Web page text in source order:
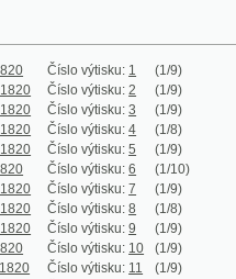
Číslo výtisku: 3
(1/9)
Číslo výtisku: 4 (1/8)
Číslo výtisku: 5 (1/9)
Číslo výtisku: 6
(1/10)
Číslo výtisku: 7 (1/9)
Číslo výtisku: (1/8)
Číslo výtisku:
Číslo výtisku: 10
(1/9)
Číslo výtisku: 11
(1/9)
Číslo výtisku: 12
(1/9)
Číslo výtisku: 13 (1/8)
Číslo výtisku: 14 (1/9)